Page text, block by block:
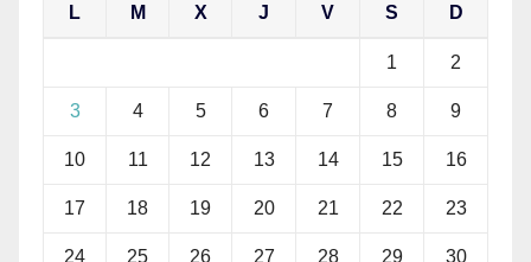
L M X J V S D
1 2
3 4 5 6 7 8 9
10 11 12 13 14 15 16
17 18 19 20 21 22 23
24 25 26 27 28 29 30